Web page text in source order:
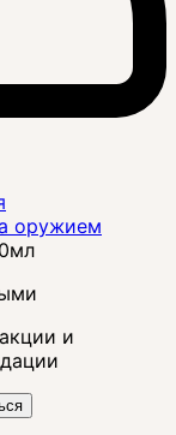
оружием
и